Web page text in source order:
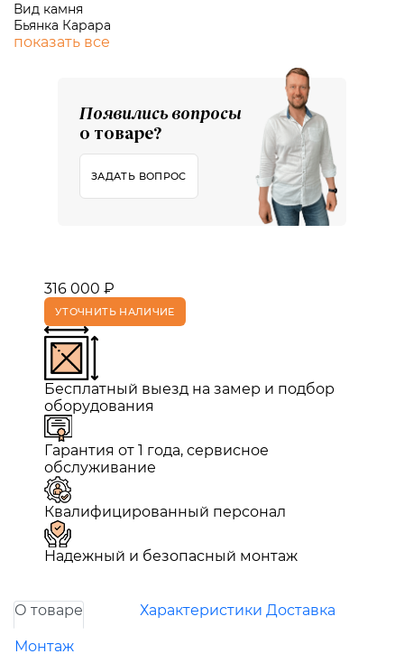
Вид камня
Бьянка Карара
показать все
Появились вопросы
о товаре?
ЗАДАТЬ ВОПРОС
316 000 ₽
УТОЧНИТЬ НАЛИЧИЕ
Бесплатный выезд на замер и подбор
оборудования
Гарантия от 1 года, сервисное
обслуживание
Квалифицированный персонал
Надежный и безопасный монтаж
О товаре Характеристики Доставка
Монтаж